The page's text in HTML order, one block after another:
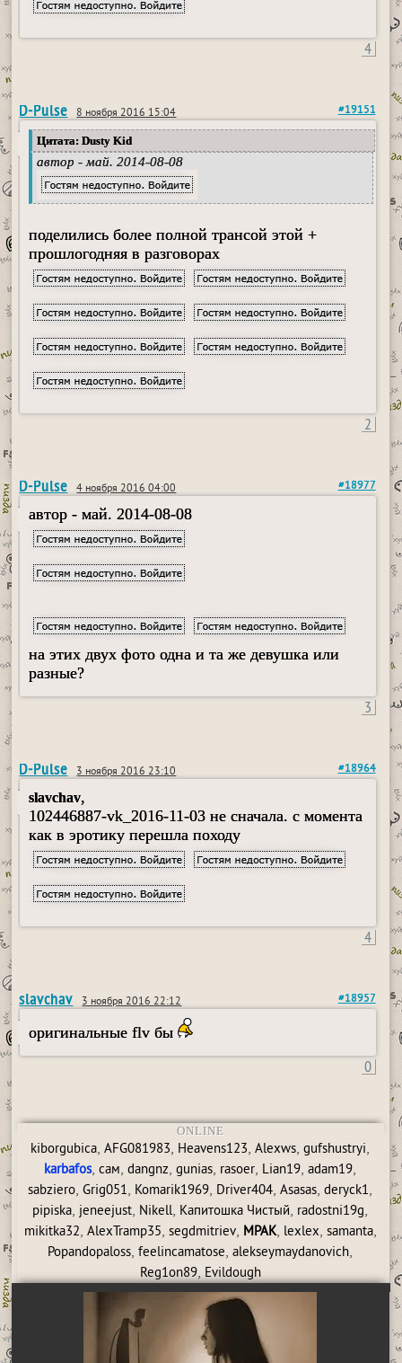
4
D-Pulse 8 ноября 2016 15:04 #19151
Цитата: Dusty Kid
автор - май. 2014-08-08
поделились более полной трансой этой +
прошлогодняя в разговорах
2
D-Pulse 4 ноября 2016 04:00 #18977
автор - май. 2014-08-08
на этих двух фото одна и та же девушка или
разные?
3
D-Pulse 3 ноября 2016 23:10 #18964
slavchav,
102446887-vk_2016-11-03 не сначала. с момента
как в эротику перешла походу
4
slavchav 3 ноября 2016 22:12 #18957
оригинальные flv бы
0
ONLINE
kiborgubica,AFG081983, Heavens123,Alexws,gufshustryi,
karbafos,сам,dangnz,gunias, rasoer, Lian19,adam19,
sabziero,Grig051, Komarik1969, Driver404,Asasas,deryck1,
pipiska, jeneejust, Nikell, Капитошка Чистый, radostni19g,
mikitka32, AlexTramp35, segdmitriev, MPAK, lexlex, samanta,
Popandopaloss,feelincamatose,alekseymaydanovich,
Reg1on89, Evildough